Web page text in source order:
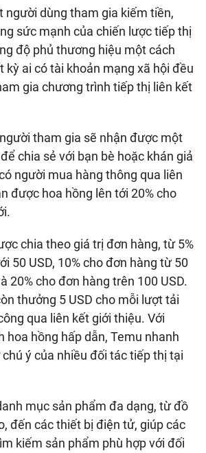
người dùng tham gia kiếm tiền,
sức mạnh của chiến lược tiếp thị
độ phủ thương hiệu một cách
kỳ ai có tài khoản mạng xã hội đều
gia chương trình tiếp thị liên kết
tham gia sẽ nhận được một
chia sẻ với bạn bè hoặc khán giả
người mua hàng thông qua liên
được hoa hồng lên tới 20% cho
chia theo giá trị đơn hàng, từ 5%
50 USD, 10% cho đơn hàng từ 50
20% cho đơn hàng trên 100 USD.
thưởng 5 USD cho mỗi lượt tải
qua liên kết giới thiệu. Với
hoa hồng hấp dẫn, Temu nhanh
ý của nhiều đối tác tiếp thị tại
mục sản phẩm đa dạng, từ đồ
đến các thiết bị điện tử, giúp các
kiếm sản phẩm phù hợp với đối